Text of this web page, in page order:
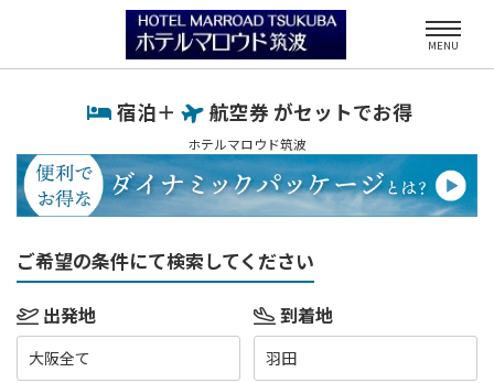
MENU
宿泊＋ 航空券 がセットでお得
ホテルマロウド筑波
ご希望の条件にて検索してください
出発地
大阪全て
到着地
羽田